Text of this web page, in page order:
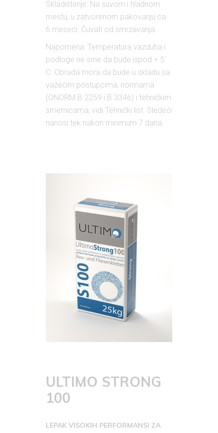
Skladištenje: Na suvom i hladnom
mestu, u zatvorenom pakovanju ca.
6 meseci. Čuvati od smrzavanja.
Napomena: Temperatura vazduha i
podloge ne srne da bude ispod + 5'
C. Obrada mora da bude u skladu sa
važećim postupcima, normama
(ONORM B 2259 i B 3346) i tehničkim
smernicama; vidi Tehnički list. Sledeći
nanosi tek nakon minimum 7 dana.
ULTIMO STRONG
100
LEPAK VISOKIH PERFORMANSI ZA